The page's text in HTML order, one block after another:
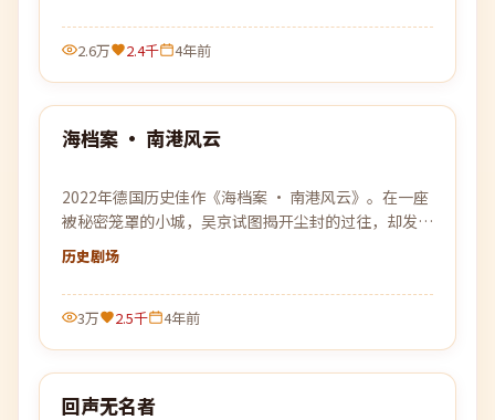
2.6万 2.4千 4年前
最新
海档案 · 南港风云
2022年德国历史佳作《海档案 · 南港风云》。在一座
被秘密笼罩的小城，吴京试图揭开尘封的过往，却发现
自己也已身陷局中。
历史剧场
3万 2.5千 4年前
最新
回声无名者